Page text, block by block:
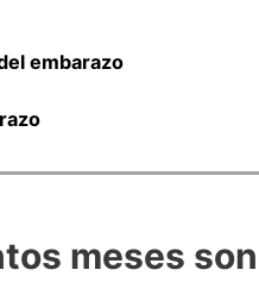
embarazo
meses